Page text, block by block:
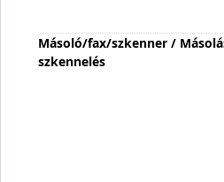
Másoló/fax/szkenner /
szkennelés